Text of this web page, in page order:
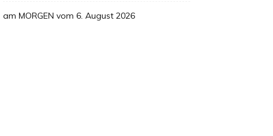
am MORGEN vom 6. August 2026